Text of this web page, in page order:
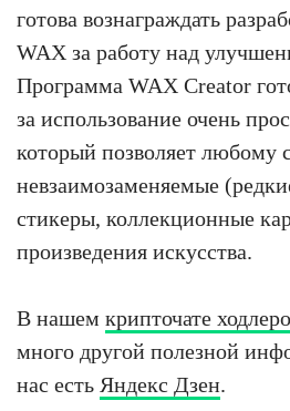
готова вознаграждать
WAX за работу над
Программа WAX Creator
за использование очень
который позволяет любому
невзаимозаменяемые
стикеры, коллекционные
произведения искусства.
В нашем крипточате
много другой полезной
нас есть Яндекс Дзен.